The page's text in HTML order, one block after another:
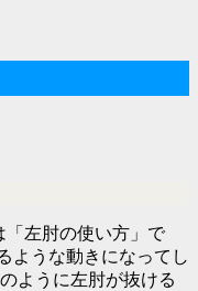
「左肘の使い方」で
ような動きになってし
ように左肘が抜ける